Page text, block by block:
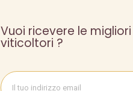
Vuoi ricevere le
viticoltori ?